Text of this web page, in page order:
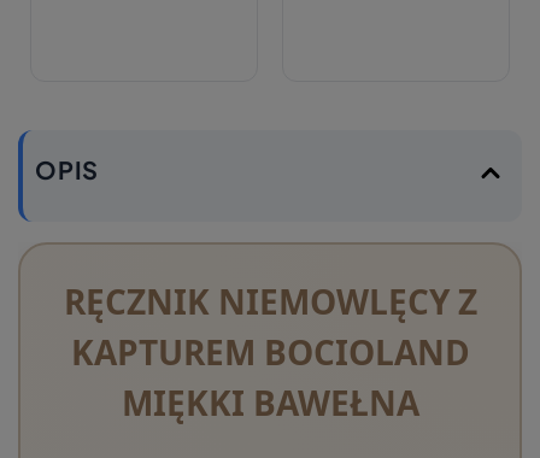
OPIS
RĘCZNIK NIEMOWLĘCY Z
KAPTUREM BOCIOLAND
MIĘKKI BAWEŁNA